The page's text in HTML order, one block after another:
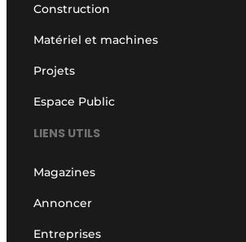
Construction
Matériel et machines
Projets
Espace Public
LIENS UTILS
Magazines
Annoncer
Entreprises